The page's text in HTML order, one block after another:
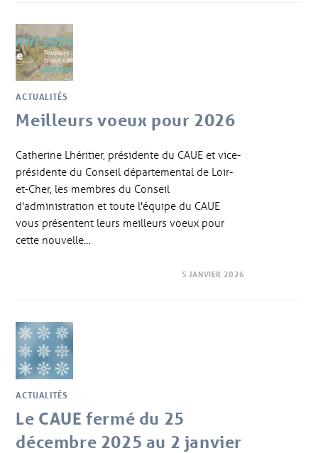
ACTUALITÉS
Meilleurs voeux pour 2026
Catherine Lhéritier, présidente du CAUE et vice-
présidente du Conseil départemental de Loir-
et-Cher, les membres du Conseil
d'administration et toute l'équipe du CAUE
vous présentent leurs meilleurs voeux pour
cette nouvelle…
5 JANVIER 2026
ACTUALITÉS
Le CAUE fermé du 25
décembre 2025 au 2 janvier